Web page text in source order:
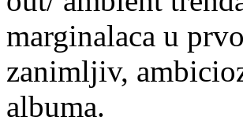
marginalaca u
zanimljiv,
albuma.